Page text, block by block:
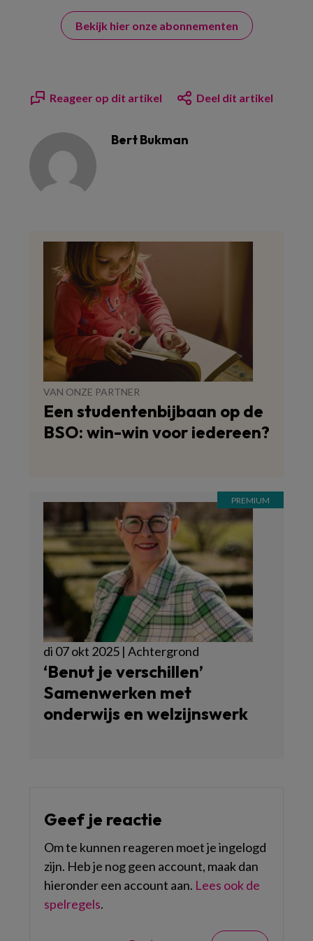
Bekijk hier onze abonnementen
Reageer op dit artikel Deel dit artikel
Bert Bukman
VAN ONZE PARTNER
Een studentenbijbaan op de
BSO: win-win voor iedereen?
di 07 okt 2025 | Achtergrond
‘Benut je verschillen’
Samenwerken met
onderwijs en welzijnswerk
Geef je reactie
Om te kunnen reageren moet je ingelogd
zijn. Heb je nog geen account, maak dan
hieronder een account aan. Lees ook de
spelregels.